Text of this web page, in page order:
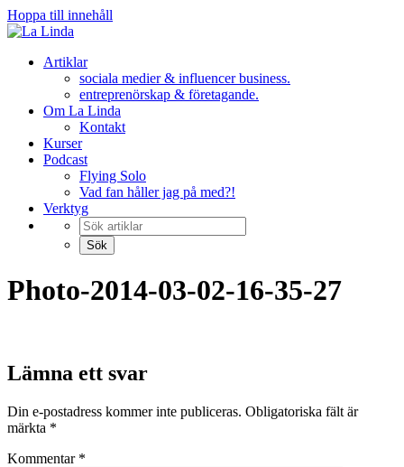
Hoppa till innehåll
Artiklar
sociala medier & influencer business.
entreprenörskap & företagande.
Om La Linda
Kontakt
Kurser
Podcast
Flying Solo
Vad fan håller jag på med?!
Verktyg
Photo-2014-03-02-16-35-27
Lämna ett svar
Din e-postadress kommer inte publiceras. Obligatoriska fält är
märkta *
Kommentar *